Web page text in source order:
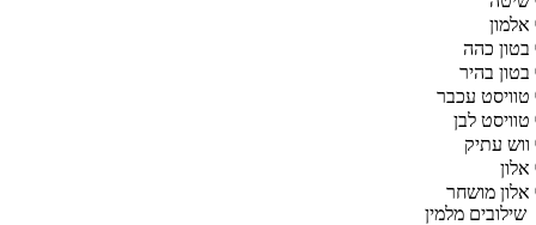
אלמון
בטון כהה
בטון בהיר
טוויסט עכבר
טוויסט לבן
ווש עתיק
אלון
אלון מושחר
שילובים מלמין